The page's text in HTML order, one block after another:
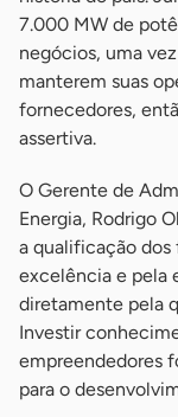
7.000 MW de
negócios, uma
manterem suas
fornecedores,
assertiva.
O Gerente de
Energia, Rodrigo
a qualificação dos
excelência e pela
diretamente pela
Investir
empreendedores
para o